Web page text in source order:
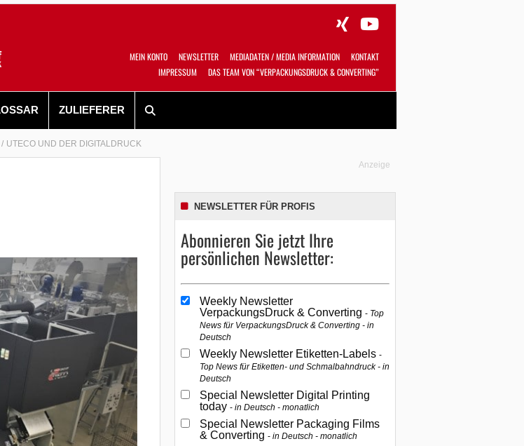
MEIN KONTO NEWSLETTER MEDIADATEN / MEDIA INFORMATION
KONTAKT
IMPRESSUM
DAS TEAM VON “VERPACKUNGSDRUCK & CONVERTING”
ZULIEFERER
UTECO UND DER DIGITALDRUCK
Anzeige
NEWSLETTER FÜR PROFIS
Abonnieren Sie jetzt Ihre
persönlichen Newsletter:
Weekly Newsletter
VerpackungsDruck & Converting Top
News für VerpackungsDruck & Converting - in
Deutsch
Weekly Newsletter Etiketten-Labels
Top News für Etiketten- und Schmalbahndruck - in
Deutsch
Special Newsletter Digital Printing
today in Deutsch - monatlich
Special Newsletter Packaging Films
& Converting in Deutsch - monatlich